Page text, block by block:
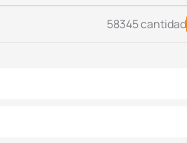
58345 cantidad